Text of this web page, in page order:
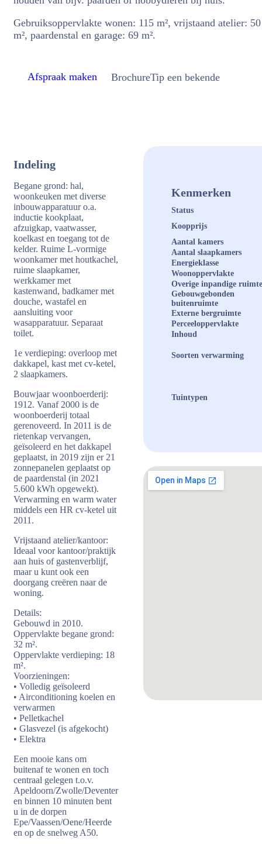
Gebruiksoppervlakte wonen: 115 m², vrijstaand atelier: 50
m², paardenstal en garage: 69 m².
Afspraak maken BrochureTip een bekende
Indeling
Begane grond: hal,
woonkeuken met diverse
inbouwapparatuur o.a.
inductie kookplaat,
afzuigkap, vaatwasser,
koelkast en toegang tot de
kelder. Ruime L-vormige
woonkamer met houtkachel,
ruime slaapkamer,
werkkamer met
kastenwand, badkamer met
douche, wastafel en
aansluiting voor
wasapparatuur. Separaat
toilet.
1e verdieping: overloop met
dakkapel, kast met cv-ketel,
2 slaapkamers.
Bouwjaar woonboerderij:
1912. Vanaf 2000 is de
woonboerderij totaal
gerenoveerd. In 2011 is de
rietenkap vervangen,
geïsoleerd en het dakkapel
geplaatst, in 2019 zijn er 21
zonnepanelen geplaatst op
de paardenstal (in 2021
5.600 kWh opgewekt).
Verwarming en warm water
middels een HR cv-ketel uit
2011.
Vrijstaand atelier/kantoor:
Ideaal voor kantoor/praktijk
aan huis of gastenverblijf,
maar u kunt ook een
doorgang creëren naar de
woning.
Details:
Gebouwd in 2010.
Oppervlakte begane grond:
32 m².
Oppervlakte verdieping: 18
m².
Voorzieningen:
• Volledig geïsoleerd
• Airconditioning koelen en
verwarmen
• Pelletkachel
• Glasvezel (is afgekocht)
• Elektra
Een mooie kans om
buitenaf te wonen en toch
centraal gelegen t.o.v.
Apeldoorn/Zwolle/Deventer
en binnen 10 minuten bent
u in de dorpen
Epe/Vaassen/Oene/Heerde
en op de snelweg A50.
Kenmerken
Status
Koopprijs
Aantal kamers
Aantal slaapkamers
Energieklasse
Woonoppervlakte
Overige inpandige
Gebouwgebonden
buitenruimte
Externe bergruimte
Perceeloppervlakte
Inhoud
Soorten verwarming
Tuintypen